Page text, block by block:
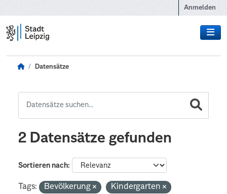
Anmelden
Datensätze
2 Datensätze gefunden
Sortieren nach
Tags: Bevölkerung
Kindergarten